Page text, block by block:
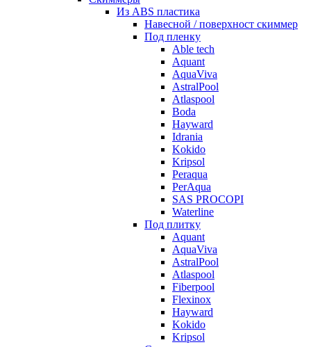
Из ABS пластика
Навесной / поверхност скиммер
Под пленку
Able tech
Aquant
AquaViva
AstralPool
Atlaspool
Boda
Hayward
Idrania
Kokido
Kripsol
Peraqua
PerAqua
SAS PROCOPI
Waterline
Под плитку
Aquant
AquaViva
AstralPool
Atlaspool
Fiberpool
Flexinox
Hayward
Kokido
Kripsol